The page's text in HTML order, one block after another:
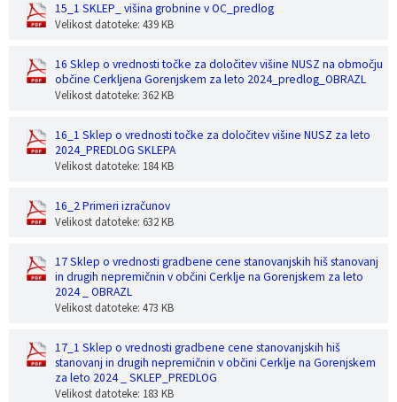
15_1 SKLEP_ višina grobnine v OC_predlog
Velikost datoteke: 439 KB
16 Sklep o vrednosti točke za določitev višine NUSZ na območju
občine Cerkljena Gorenjskem za leto 2024_predlog_OBRAZL
Velikost datoteke: 362 KB
16_1 Sklep o vrednosti točke za določitev višine NUSZ za leto
2024_PREDLOG SKLEPA
Velikost datoteke: 184 KB
16_2 Primeri izračunov
Velikost datoteke: 632 KB
17 Sklep o vrednosti gradbene cene stanovanjskih hiš stanovanj
in drugih nepremičnin v občini Cerklje na Gorenjskem za leto
2024 _ OBRAZL
Velikost datoteke: 473 KB
17_1 Sklep o vrednosti gradbene cene stanovanjskih hiš
stanovanj in drugih nepremičnin v občini Cerklje na Gorenjskem
za leto 2024 _ SKLEP_PREDLOG
Velikost datoteke: 183 KB